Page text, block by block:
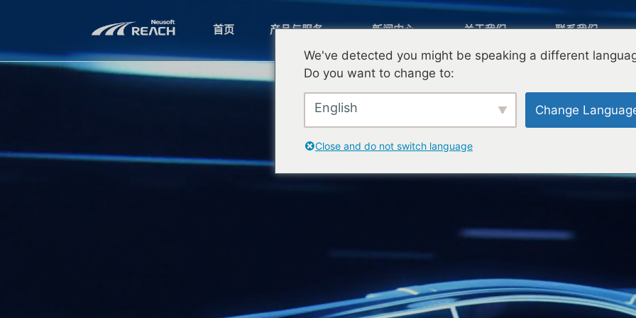
首页 产品与服务 新闻中心 关于我们 联系我们
We've detected you might be speaking a different
Do you want to change to:
English Change
Close and do not switch language